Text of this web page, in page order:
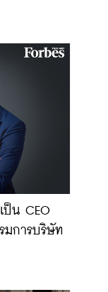
ป็น CEO
มการบริษัท